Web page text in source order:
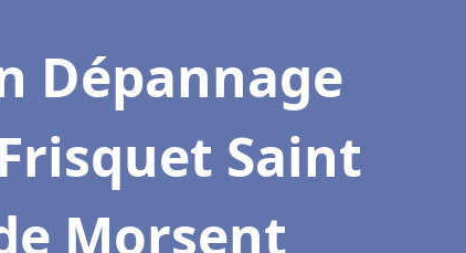
Dépannage
Saint
Morsent